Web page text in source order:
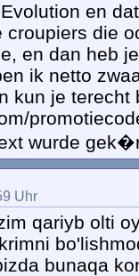
en
die
en dan heb
ik netto
kun je terecht
wurde
Uhr
qariyb olti
bunaqa